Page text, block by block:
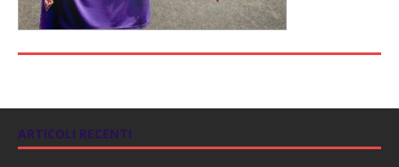
ARTICOLI RECENTI